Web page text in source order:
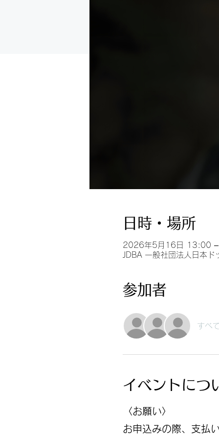
日時・場所
2026年5月16日 13:00
JDBA 一般社団法人日本
参加者
すべ
イベントにつ
〈お願い〉
お申込みの際、支払